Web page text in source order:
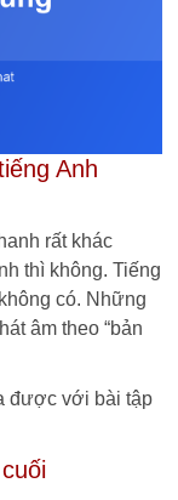
Anh
rất khác
thì không. Tiếng
có. Những
âm theo “bản
được với bài tập